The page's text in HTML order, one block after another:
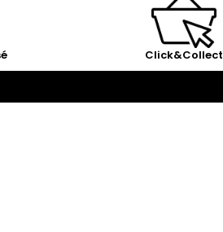
Click&Collect